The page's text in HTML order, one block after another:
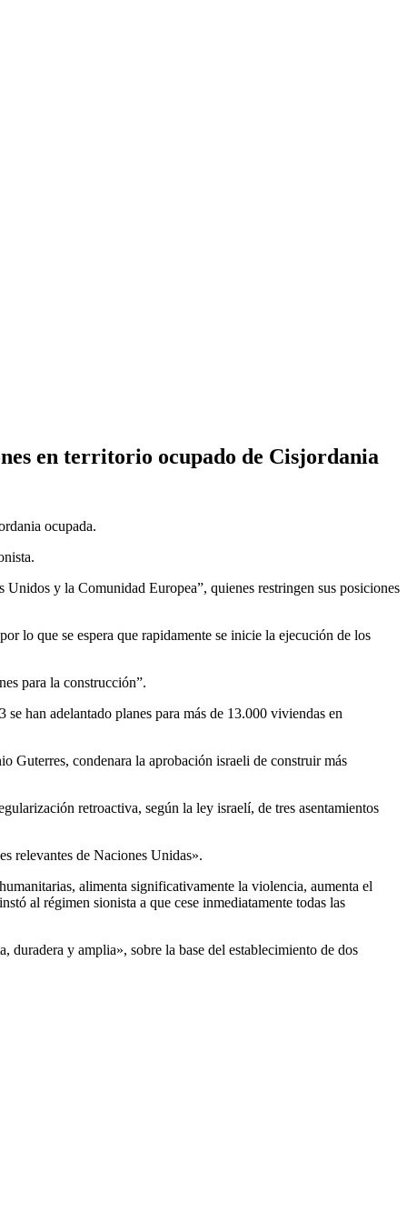
en territorio ocupado de Cisjordania
ocupada.
y la Comunidad Europea”, quienes restringen sus posiciones
lo que se espera que rapidamente se inicie la ejecución de los
para la construcción”.
han adelantado planes para más de 13.000 viviendas en
Guterres, condenara la aprobación israeli de construir más
retroactiva, según la ley israelí, de tres asentamientos
relevantes de Naciones Unidas».
alimenta significativamente la violencia, aumenta el
al régimen sionista a que cese inmediatamente todas las
y amplia», sobre la base del establecimiento de dos